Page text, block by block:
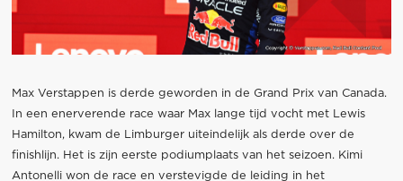
Max Verstappen is derde geworden in de Grand Prix van Canada.
In een enerverende race waar Max lange tijd vocht met Lewis
Hamilton, kwam de Limburger uiteindelijk als derde over de
finishlijn. Het is zijn eerste podiumplaats van het seizoen. Kimi
Antonelli won de race en verstevigde de leiding in het